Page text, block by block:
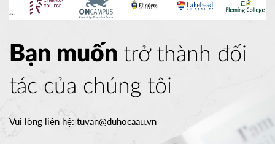
Bạn muốn trở thành đối
tác của chúng tôi
Vui lòng liên hệ:tuvan@duhocaau.vn